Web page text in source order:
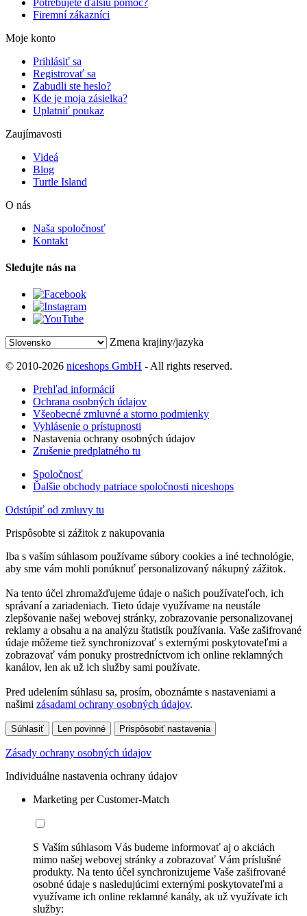
Firemní zákazníci
Moje konto
Prihlásiť sa
Registrovať sa
Zabudli ste heslo?
Kde je moja zásielka?
Uplatniť poukaz
Zaujímavosti
Videá
Blog
Turtle Island
O nás
Naša spoločnosť
Kontakt
Sledujte nás na
Zmena krajiny/jazyka
© 2010-2026 niceshops GmbH - All rights reserved.
Prehľad informácií
Ochrana osobných údajov
Všeobecné zmluvné a storno podmienky
Vyhlásenie o prístupnosti
Nastavenia ochrany osobných údajov
Zrušenie predplatného tu
Spoločnosť
Ďalšie obchody patriace spoločnosti niceshops
Odstúpiť od zmluvy tu
Prispôsobte si zážitok z nakupovania
Iba s vaším súhlasom používame súbory cookies a iné technológie,
aby sme vám mohli ponúknuť personalizovaný nákupný zážitok.
Na tento účel zhromažďujeme údaje o našich používateľoch, ich
správaní a zariadeniach. Tieto údaje využívame na neustále
zlepšovanie našej webovej stránky, zobrazovanie personalizovanej
reklamy a obsahu a na analýzu štatistík používania. Vaše zašifrované
údaje môžeme tiež synchronizovať s externými poskytovateľmi a
zobrazovať vám ponuky prostredníctvom ich online reklamných
kanálov, len ak už ich služby sami používate.
Pred udelením súhlasu sa, prosím, oboznámte s nastaveniami a
našimi zásadami ochrany osobných údajov.
Súhlasiť Len povinné Prispôsobiť nastavenia
Zásady ochrany osobných údajov
Individuálne nastavenia ochrany údajov
Marketing per Customer-Match
S Vaším súhlasom Vás budeme informovať aj o akciách
mimo našej webovej stránky a zobrazovať Vám príslušné
produkty. Na tento účel synchronizujeme Vaše zašifrované
osobné údaje s nasledujúcimi externými poskytovateľmi a
využívame ich online reklamné kanály, ak už využívate ich
služby: